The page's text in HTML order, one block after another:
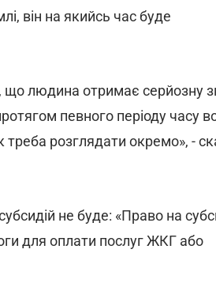
він на якийсь час буде
що людина отримає серйозну
певного періоду часу
розглядати окремо», -
не буде: «Право на
для оплати послуг ЖКГ або